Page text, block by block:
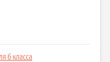
6 класса